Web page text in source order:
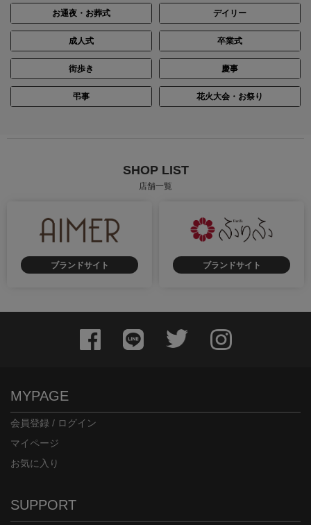
お通夜・お葬式 デイリー
成人式 卒業式
街歩き 慶事
弔事 花火大会・お祭り
SHOP LIST
店舗一覧
ブランドサイト ブランドサイト
MYPAGE
会員登録 / ログイン
マイページ
お気に入り
SUPPORT